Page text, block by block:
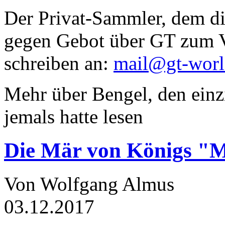
Der Privat-Sammler, dem
gegen Gebot über GT zum
schreiben an: mail@gt-
Mehr über Bengel, den
jemals hatte lesen
Die Mär von Königs
Von Wolfgang Almus
03.12.2017